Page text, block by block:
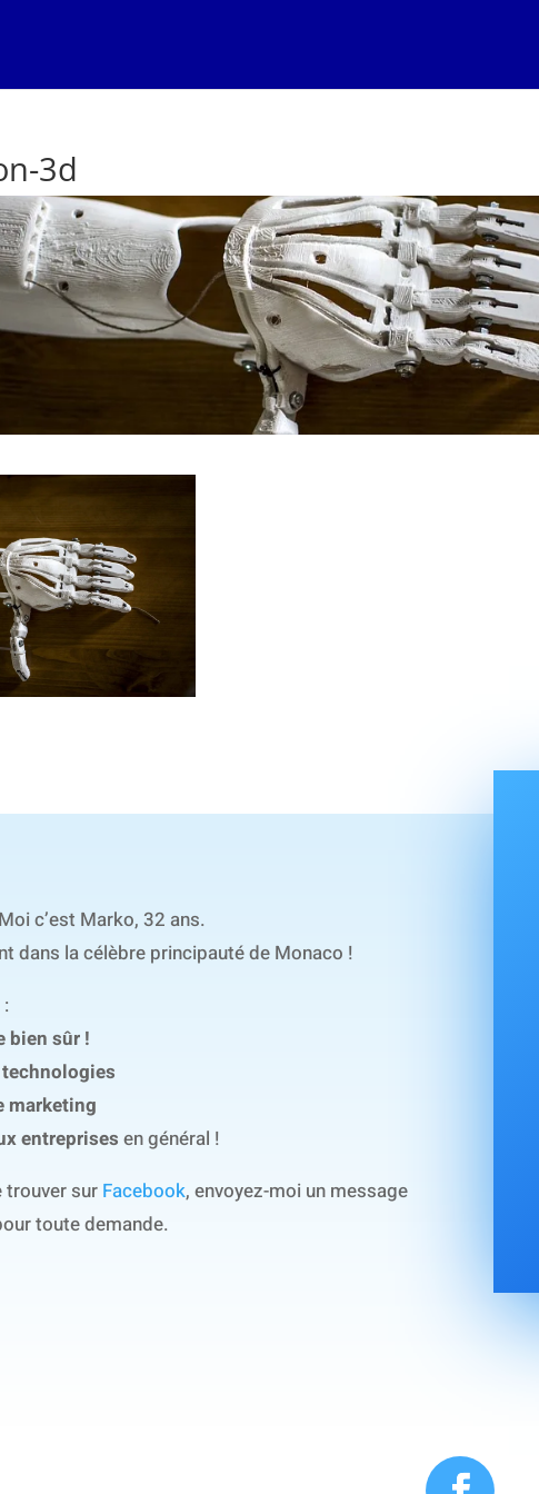
3d
c’est Marko, 32 ans.
dans la célèbre principauté de Monaco !
bien sûr !
marketing
entreprises en général !
trouver surFacebook, envoyez-moi un message
toute demande.